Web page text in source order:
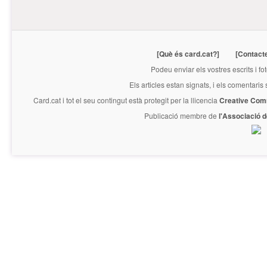
[Què és card.cat?]
Podeu enviar els vostres escrits i
Els articles estan signats, i els
Card.cati tot el seu contingut està protegit per la llicencia Creative
Publicació membre de l'Associació